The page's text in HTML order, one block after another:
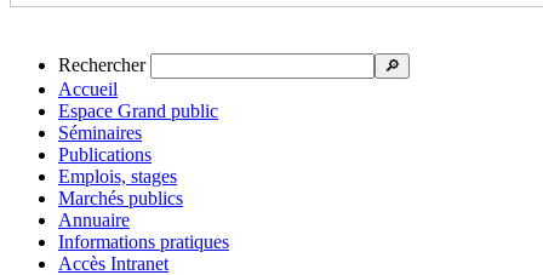
Rechercher 🔎
Accueil
Espace Grand public
Séminaires
Publications
Emplois, stages
Marchés publics
Annuaire
Informations pratiques
Accès Intranet